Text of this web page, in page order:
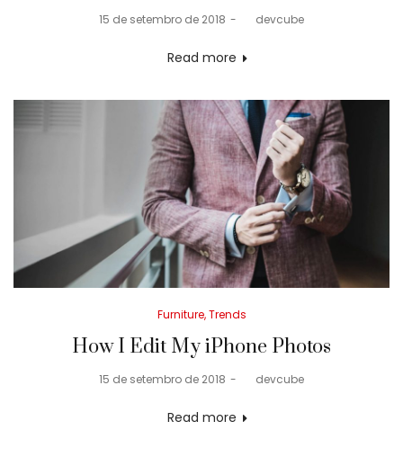
Posted
15 de setembro de 2018 devcube
Read more
Posted
Furniture Trends
How I Edit My iPhone Photos
Posted
15 de setembro de 2018 devcube
Read more